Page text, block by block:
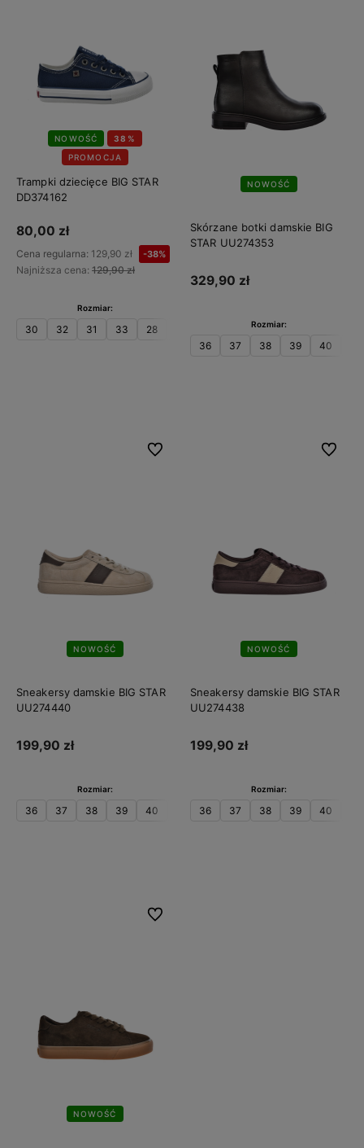
38%
NOWOŚĆ
PROMOCJA
Trampki dziecięce BIG STAR
DD374162
80,00 zł
Cena regularna: 129,90 zł -38%
Najniższa cena: 129,90 zł
Rozmiar:
30 32 31 33 28
NOWOŚĆ
Skórzane botki damskie BIG
STAR UU274353
329,90 zł
Rozmiar:
36 37 38 39 40
NOWOŚĆ
Sneakersy damskie BIG STAR
UU274440
199,90 zł
Rozmiar:
36 37 38 39 40
Do ulubionych
NOWOŚĆ
Sneakersy damskie BIG STAR
UU274438
199,90 zł
Rozmiar:
36 37 38 39 40
Do
NOWOŚĆ
Do ulubionych